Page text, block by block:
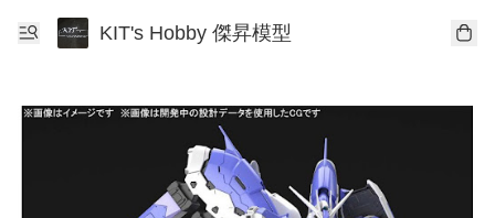
KIT's Hobby 傑昇模型